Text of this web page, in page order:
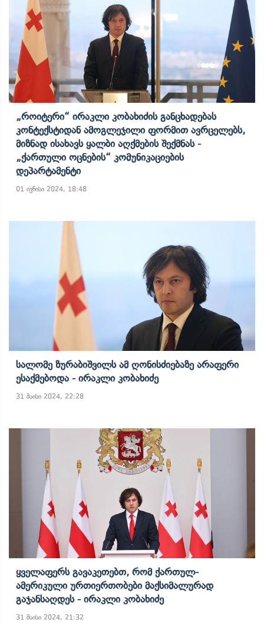
„როიტერი“ Ირაკლი Კობახიძის Განცხადებას
Კონტექსტიდან Ამოგლეჯილი Ფორმით Ავრცელებს,
Მიზნად Ისახავს Ყალბი Აღქმების Შექმნას -
„ქართული Ოცნების“ Კომუნიკაციების
Დეპარტამენტი
01 ივნისი 2024, 18:48
Სალომე Ზურაბიშვილს Ამ Ღონისძიებაზე Არაფერი
Ესაქმებოდა - Ირაკლი Კობახიძე
31 მაისი 2024, 22:28
Ყველაფერს Გავაკეთებთ, Რომ Ქართულ-
Ამერიკული Ურთიერთობები Მაქსიმალურად
Გაჯანსაღდეს - Ირაკლი Კობახიძე
31 მაისი 2024, 21:32